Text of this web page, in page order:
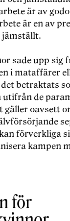
är av
är en av
jämställt.
sade upp sig
i mataffärer
betraktats
utifrån de
gäller oavsett
förverkliga
kampen
för